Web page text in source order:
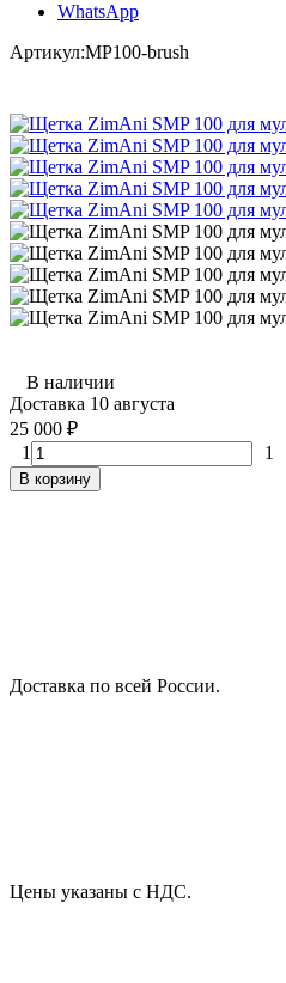
WhatsApp
Артикул:MP100-brush
В наличии
Доставка 10 августа
25 000 ₽
1
1
В корзину
Доставка по всей России.
Цены указаны с НДС.